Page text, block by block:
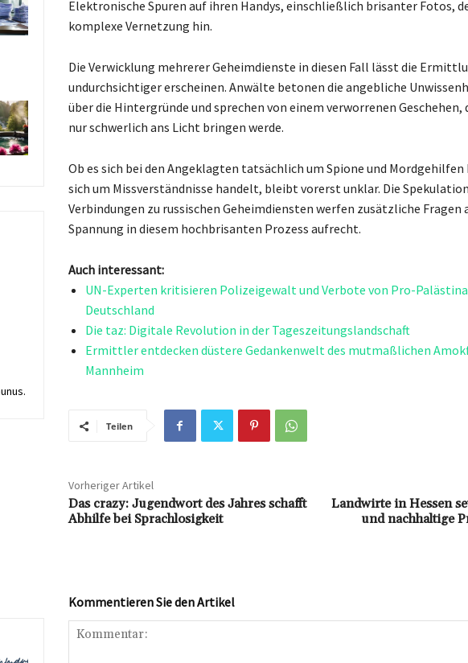
Elektronische Spuren auf ihren Handys, einschließlich brisanter Fotos,
komplexe Vernetzung hin.
Die Verwicklung mehrerer Geheimdienste in diesen Fall lässt die
undurchsichtiger erscheinen. Anwälte betonen die angebliche
über die Hintergründe und sprechen von einem verworrenen Geschehen,
nur schwerlich ans Licht bringen werde.
Ob es sich bei den Angeklagten tatsächlich um Spione und Mordgehilfen
sich um Missverständnisse handelt, bleibt vorerst unklar. Die
Verbindungen zu russischen Geheimdiensten werfen zusätzliche Fragen
Spannung in diesem hochbrisanten Prozess aufrecht.
Auch interessant:
UN-Experten kritisieren Polizeigewalt und Verbote von Pro-
Deutschland
Die taz: Digitale Revolution in der Tageszeitungslandschaft
Ermittler entdecken düstere Gedankenwelt des mutmaßlichen
Mannheim
Teilen
Vorheriger Artikel
Das crazy: Jugendwort des Jahres schafft
Abhilfe bei Sprachlosigkeit
Landwirte in Hessen
und nachhaltige
Kommentieren Sie den Artikel